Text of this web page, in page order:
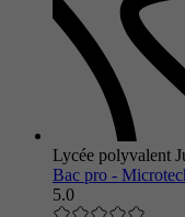
Lycée polyvalent
Bac pro -
5.0